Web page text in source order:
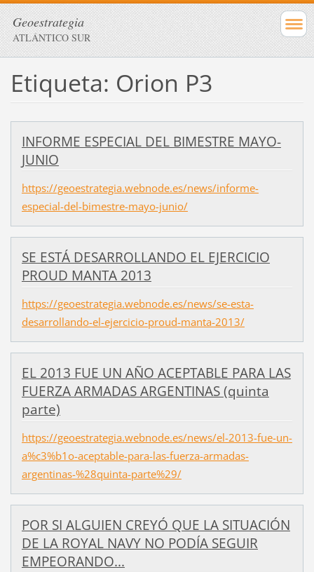
Geoestrategia
ATLÁNTICO SUR
Etiqueta: Orion P3
INFORME ESPECIAL DEL BIMESTRE MAYO-
JUNIO
https://geoestrategia.webnode.es/news/informe-
especial-del-bimestre-mayo-junio/
SE ESTÁ DESARROLLANDO EL EJERCICIO
PROUD MANTA 2013
https://geoestrategia.webnode.es/news/se-esta-
desarrollando-el-ejercicio-proud-manta-2013/
EL 2013 FUE UN AÑO ACEPTABLE PARA LAS
FUERZA ARMADAS ARGENTINAS (quinta
parte)
https://geoestrategia.webnode.es/news/el-2013-fue-un-
a%c3%b1o-aceptable-para-las-fuerza-armadas-
argentinas-%28quinta-parte%29/
POR SI ALGUIEN CREYÓ QUE LA SITUACIÓN
DE LA ROYAL NAVY NO PODÍA SEGUIR
EMPEORANDO...